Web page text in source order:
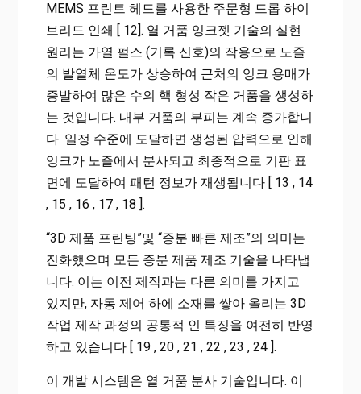
MEMS 프린트 헤드를 사용한 주문형 드롭 하이
브리드 인쇄 [ 12]. 열 거품 잉크젯 기술의 실현
원리는 가열 펄스 (기록 신호)의 작용으로 노즐
의 발열체 온도가 상승하여 근처의 잉크 용매가
증발하여 많은 수의 핵 형성 작은 거품을 생성하
는 것입니다. 내부 거품의 부피는 계속 증가합니
다. 일정 수준에 도달하면 생성된 압력으로 인해
잉크가 노즐에서 분사되고 최종적으로 기판 표
면에 도달하여 패턴 정보가 재생됩니다 [ 13 , 14
, 15 , 16 , 17 , 18 ].
“3D 제품 프린팅”및 “증분 빠른 제조”의 의미는
진화했으며 모든 증분 제품 제조 기술을 나타냅
니다. 이는 이전 제작과는 다른 의미를 가지고
있지만, 자동 제어 하에 소재를 쌓아 올리는 3D
작업 제작 과정의 공통적 인 특징을 여전히 반영
하고 있습니다 [ 19 , 20 , 21 , 22 , 23 , 24 ].
이 개발 시스템은 열 거품 분사 기술입니다. 이